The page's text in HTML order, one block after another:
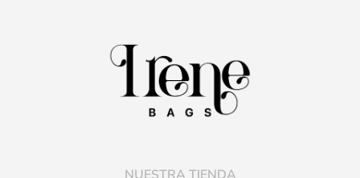
NUESTRA TIENDA